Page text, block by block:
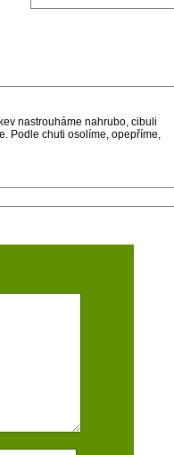
nastrouháme nahrubo, cibuli
Podle chuti osolíme, opepříme,